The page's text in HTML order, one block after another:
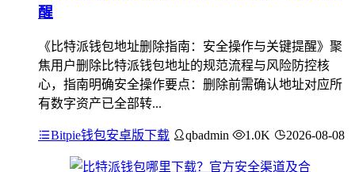
醒
《比特派钱包地址删除指南：安全操作与关键提醒》聚
焦用户删除比特派钱包地址的规范流程与风险防控核
心，指南明确安全操作要点：删除前需确认地址对应所
有数字资产已全部转...
Bitpie钱包安卓版下载 qbadmin 1.0K 2026-08-08